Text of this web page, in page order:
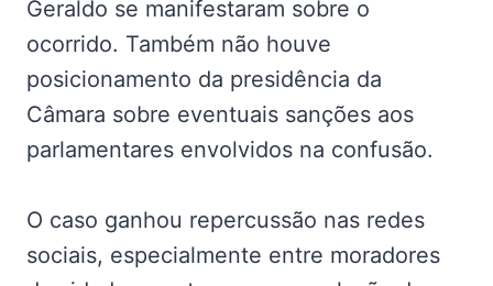
Geraldo se manifestaram sobre o
ocorrido. Também não houve
posicionamento da presidência da
Câmara sobre eventuais sanções aos
parlamentares envolvidos na confusão.
O caso ganhou repercussão nas redes
sociais, especialmente entre moradores